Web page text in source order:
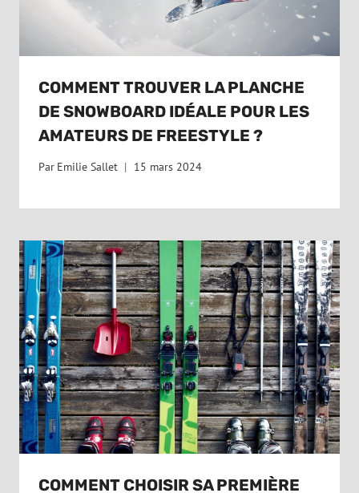
COMMENT TROUVER LA PLANCHE
DE SNOWBOARD IDÉALE POUR LES
AMATEURS DE FREESTYLE ?
Par Emilie Sallet 15 mars 2024
COMMENT CHOISIR SA PREMIÈRE